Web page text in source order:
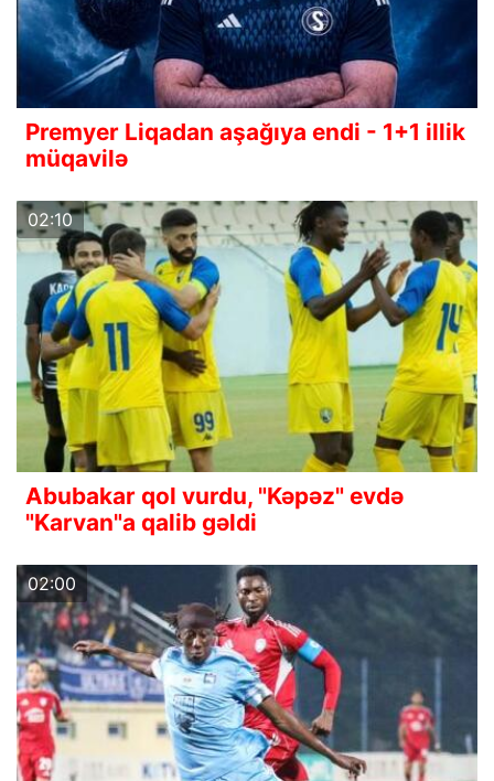
Premyer Liqadan aşağıya endi - 1+1 illik
müqavilə
02:10
Abubakar qol vurdu, "Kəpəz" evdə
"Karvan"a qalib gəldi
02:00